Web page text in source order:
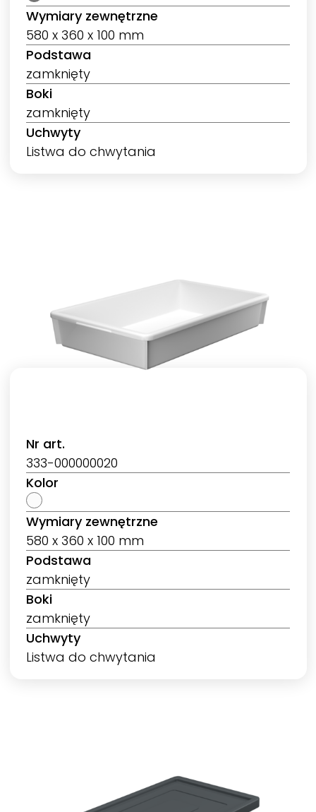
Wymiary zewnętrzne
580 x 360 x 100 mm
Podstawa
zamknięty
Boki
zamknięty
Uchwyty
Listwa do chwytania
Nr art.
333-000000020
Kolor
Wymiary zewnętrzne
580 x 360 x 100 mm
Podstawa
zamknięty
Boki
zamknięty
Uchwyty
Listwa do chwytania